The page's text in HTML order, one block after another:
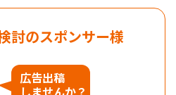
討のスポンサー様
広告出稿